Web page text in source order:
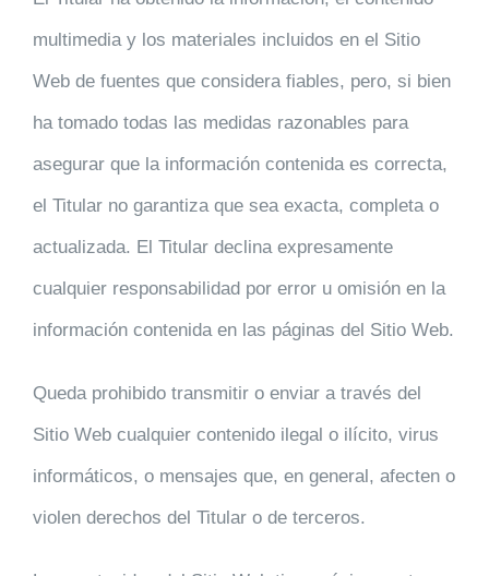
multimedia y los materiales incluidos en el Sitio
Web de fuentes que considera fiables, pero, si bien
ha tomado todas las medidas razonables para
asegurar que la información contenida es correcta,
el Titular no garantiza que sea exacta, completa o
actualizada. El Titular declina expresamente
cualquier responsabilidad por error u omisión en la
información contenida en las páginas del Sitio Web.
Queda prohibido transmitir o enviar a través del
Sitio Web cualquier contenido ilegal o ilícito, virus
informáticos, o mensajes que, en general, afecten o
violen derechos del Titular o de terceros.